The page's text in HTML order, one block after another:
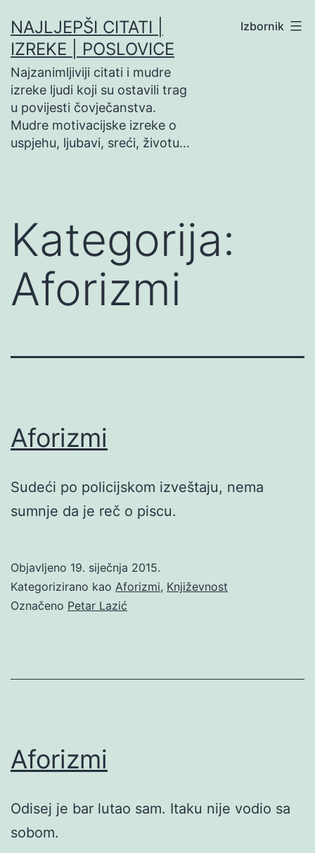
na
sadržaj
NAJLJEPŠI CITATI |
IZREKE | POSLOVICE
Najzanimljiviji citati i mudre
izreke ljudi koji su ostavili trag
u povijesti čovječanstva.
Mudre motivacijske izreke o
uspjehu, ljubavi, sreći, životu…
Izbornik
Kategorija:
Aforizmi
Aforizmi
Sudeći po policijskom izveštaju, nema
sumnje da je reč o piscu.
Objavljeno 19. siječnja 2015.
Kategorizirano kao Aforizmi, Književnost
Označeno Petar Lazić
Aforizmi
Odisej je bar lutao sam. Itaku nije vodio sa
sobom.